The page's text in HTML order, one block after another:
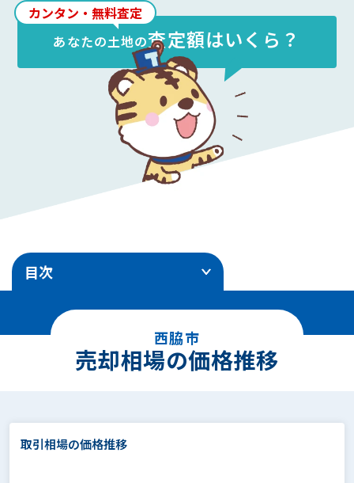
カンタン・無料査定
あなたの土地の査定額はいくら？
目次
売却相場の価格推移
エリア別地価ランキング
5.駅徒歩別の相場価格
西脇市
売却相場の価格推移
取引相場の価格推移